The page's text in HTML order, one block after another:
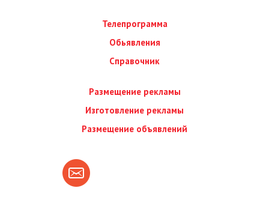
Телепрограмма
Обьявления
Справочник
Размещение рекламы
Изготовление рекламы
Размещение объявлений